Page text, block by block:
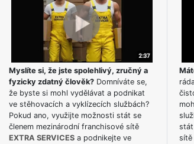
Myslíte si, že jste spolehlivý, zručný a
fyzicky zdatný člověk?Domníváte se,
že byste si mohl vydělávat a podnikat
ve stěhovacích a vyklízecích službách?
Pokud ano, využijte možnosti stát se
členem mezinárodní franchisové sítě
EXTRA SERVICESa podnikejte ve
stát
sítě